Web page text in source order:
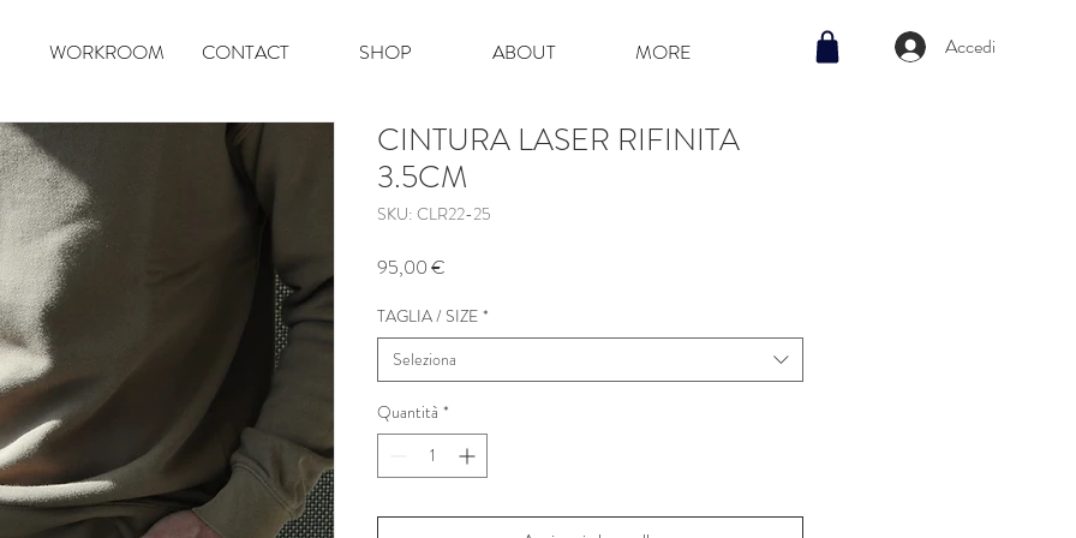
WORKROOM CONTACT SHOP ABOUT MORE Accedi
CINTURA LASER RIFINITA
3.5CM
SKU: CLR22-25
95,00 €
TAGLIA / SIZE *
Seleziona
Quantità *